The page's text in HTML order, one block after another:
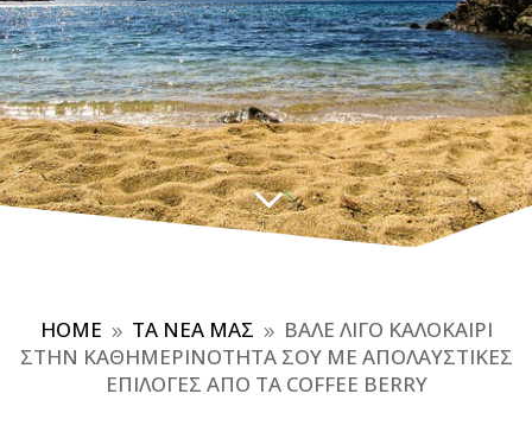
3
HOME 9 ΤΑ ΝΈΑ ΜΑΣ 9 ΒΆΛΕ ΛΊΓΟ ΚΑΛΟΚΑΊΡΙ
ΣΤΗΝ ΚΑΘΗΜΕΡΙΝΌΤΗΤΆ ΣΟΥ ΜΕ ΑΠΟΛΑΥΣΤΙΚΈΣ
ΕΠΙΛΟΓΈΣ ΑΠΌ ΤΑ COFFEE BERRY